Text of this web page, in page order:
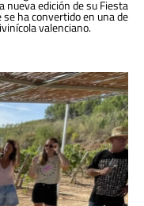
nueva edición de su Fiesta
se ha convertido en una de
valenciano.